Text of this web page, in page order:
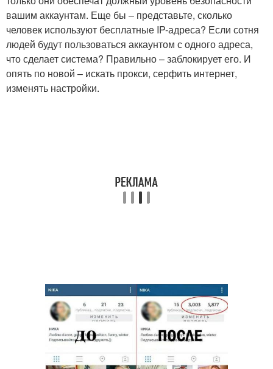
вашим аккаунтам. Еще бы – представьте, сколько
человек используют бесплатные IP-адреса? Если сотня
людей будут пользоваться аккаунтом с одного адреса,
что сделает система? Правильно – заблокирует его. И
опять по новой – искать прокси, серфить интернет,
изменять настройки.